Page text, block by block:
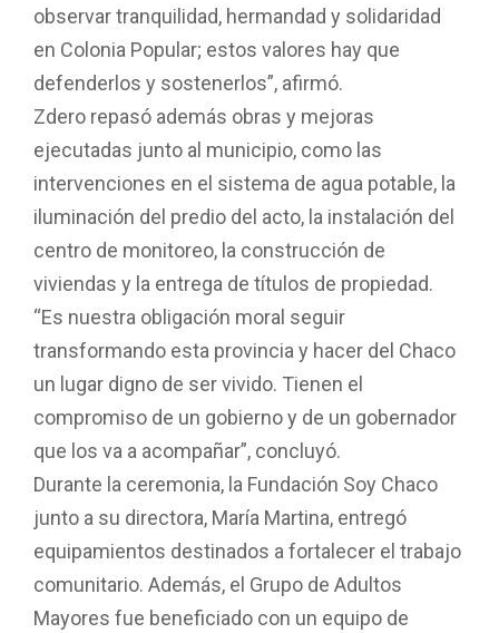
observar tranquilidad, hermandad y solidaridad
en Colonia Popular; estos valores hay que
defenderlos y sostenerlos”, afirmó.
Zdero repasó además obras y mejoras
ejecutadas junto al municipio, como las
intervenciones en el sistema de agua potable, la
iluminación del predio del acto, la instalación del
centro de monitoreo, la construcción de
viviendas y la entrega de títulos de propiedad.
“Es nuestra obligación moral seguir
transformando esta provincia y hacer del Chaco
un lugar digno de ser vivido. Tienen el
compromiso de un gobierno y de un gobernador
que los va a acompañar”, concluyó.
Durante la ceremonia, la Fundación Soy Chaco
junto a su directora, María Martina, entregó
equipamientos destinados a fortalecer el trabajo
comunitario. Además, el Grupo de Adultos
Mayores fue beneficiado con un equipo de